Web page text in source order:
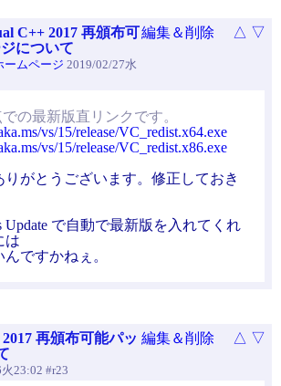
C++ 2017 再頒布可
について
ームページ 2019/02/27水
編集＆削除 △ ▽
の最新版直リンクです。
vs/15/release/VC_redist.x64.exe
vs/15/release/VC_redist.x86.exe
りがとうございます。修正しておき
Update で自動で最新版を入れてくれ
は
ですかねぇ。
再頒布可能パッ
23:02 #r23
編集＆削除 △ ▽